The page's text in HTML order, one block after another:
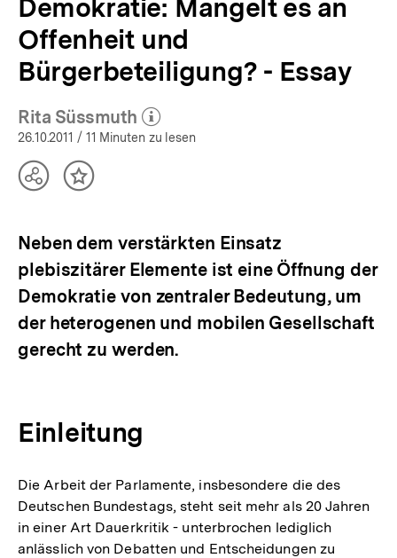
Demokratie: Mangelt es an
Offenheit und
Bürgerbeteiligung? - Essay
Rita Süssmuth
(Mehr zum Autor)
öffnen
26.10.2011 / 11 Minuten zu lesen
TeilenInhalt
Neben dem verstärkten Einsatz
plebiszitärer Elemente ist eine Öffnung der
Demokratie von zentraler Bedeutung, um
der heterogenen und mobilen Gesellschaft
gerecht zu werden.
Einleitung
Die Arbeit der Parlamente, insbesondere die des
Deutschen Bundestags, steht seit mehr als 20 Jahren
in einer Art Dauerkritik - unterbrochen lediglich
anlässlich von Debatten und Entscheidungen zu